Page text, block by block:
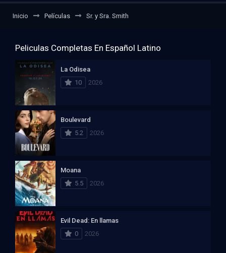
Inicio Películas Sr. y Sra. Smith
Peliculas Completas En Español Latino
La Odisea
10
2026
Boulevard
5.2
2026
Moana
5.5
2026
Evil Dead: En llamas
0
2026